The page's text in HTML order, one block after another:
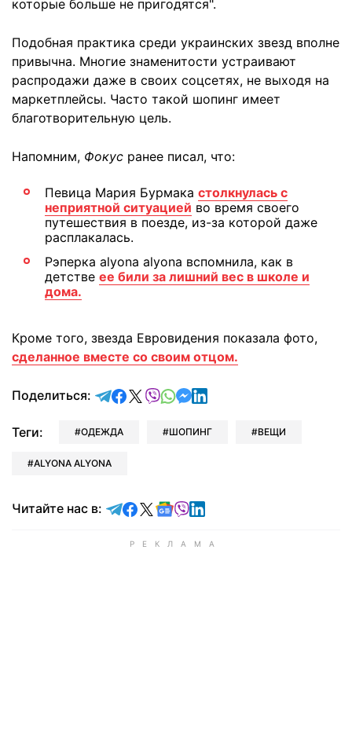
которые больше не пригодятся".
Подобная практика среди украинских звезд вполне
привычна. Многие знаменитости устраивают
распродажи даже в своих соцсетях, не выходя на
маркетплейсы. Часто такой шопинг имеет
благотворительную цель.
Напомним, Фокус ранее писал, что:
Певица Мария Бурмака столкнулась с
неприятной ситуацией во время своего
путешествия в поезде, из-за которой даже
расплакалась.
Рэперка alyona alyona вспомнила, как в
детстве ее били за лишний вес в школе и
дома.
Кроме того, звезда Евровидения показала фото,
сделанное вместе со своим отцом.
Поделиться: отправить в Telegram
поделиться в Facebook
поделиться в X
отправить в Viber
отправить в Whatsapp
отправить в Messenger
отправить в LinkedIn
Теги: ОДЕЖДА ШОПИНГ ВЕЩИ
ALYONA ALYONA
Читайте нас в: Читайте в Telegram
Читайте в Facebook
Читайте в X
Читайте в Google news
Читайте в Viber
Читайте в LinkedIn